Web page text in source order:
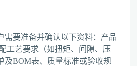
需要准备并确认以下资料：产品
工艺要求（如扭矩、间隙、压
及BOM表、质量标准或验收规